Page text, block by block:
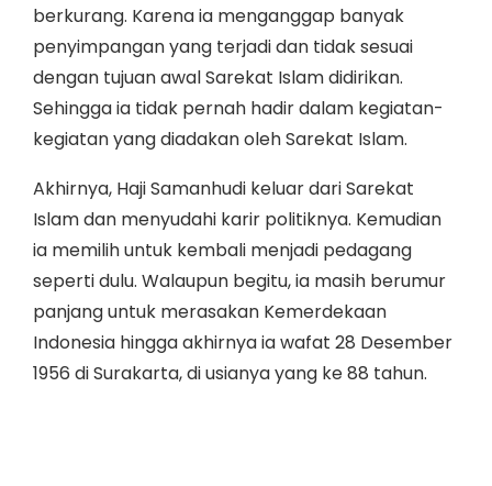
berkurang. Karena ia menganggap banyak
penyimpangan yang terjadi dan tidak sesuai
dengan tujuan awal Sarekat Islam didirikan.
Sehingga ia tidak pernah hadir dalam kegiatan-
kegiatan yang diadakan oleh Sarekat Islam.
Akhirnya, Haji Samanhudi keluar dari Sarekat
Islam dan menyudahi karir politiknya. Kemudian
ia memilih untuk kembali menjadi pedagang
seperti dulu. Walaupun begitu, ia masih berumur
panjang untuk merasakan Kemerdekaan
Indonesia hingga akhirnya ia wafat 28 Desember
1956 di Surakarta, di usianya yang ke 88 tahun.